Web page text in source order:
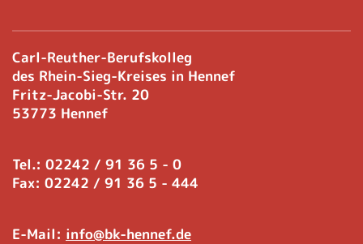
Carl-Reuther-Berufskolleg
des Rhein-Sieg-Kreises in Hennef
Fritz-Jacobi-Str. 20
53773 Hennef
Tel.: 02242 / 91 36 5 - 0
Fax: 02242 / 91 36 5 - 444
E-Mail: info@bk-hennef.de